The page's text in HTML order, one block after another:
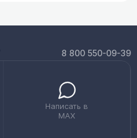
8 800 550-09-39
Написать в
MAX